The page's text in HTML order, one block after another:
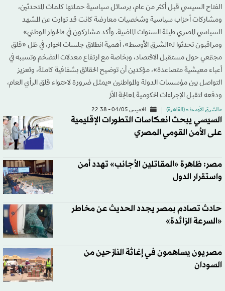
الفتاح السيسي قبل أكثر من عام، برسائل سياسية حملتها كلمات المتحدثين،
ومشاركات أحزاب سياسية وشخصيات معارضة كانت قد توارت عن المشهد
السياسي المصري طيلة السنوات الماضية. وأكد مشاركون في «الحوار الوطني»
ومراقبون تحدثوا لـ«الشرق الأوسط»، أهمية انطلاق جلسات الحوار، في ظل «قلق
مجتمعي حول مستقبل الاقتصاد، وبخاصة مع ارتفاع معدلات التضخم وتسببه في
أعباء معيشية متصاعدة»، مؤكدين أن توضيح الحقائق بشفافية كاملة، وتعزيز
التواصل بين مؤسسات الدولة والمواطنين «يمثل ضرورة لاحتواء قلق الرأي العام،
ودفعه لتقبل الإجراءات الحكومية لمعالجة الأز
«الشرق الأوسط» (القاهرة) الخميس 04/05 - 22:38
السيسي يبحث انعكاسات التطورات الإقليمية
على الأمن القومي المصري
مصر: ظاهرة «المقاتلين الأجانب» تهدد أمن
واستقرار الدول
حادث تصادم بمصر يجدد الحديث عن مخاطر
«السرعة الزائدة»
مصريون يساهمون في إغاثة النازحين من
السودان